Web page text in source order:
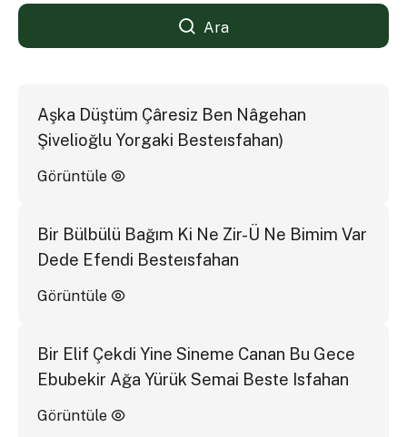
Ara
Aşka Düştüm Çâresiz Ben Nâgehan
Şivelioğlu Yorgaki Besteısfahan)
Görüntüle
Bir Bülbülü Bağım Ki Ne Zir-Ü Ne Bimim Var
Dede Efendi Besteısfahan
Görüntüle
Bir Elif Çekdi Yine Sineme Canan Bu Gece
Ebubekir Ağa Yürük Semai Beste Isfahan
Görüntüle